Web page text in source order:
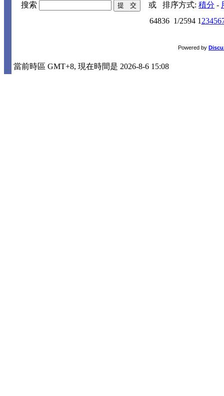
搜索
或 排序方式: 積分 -
64836 1/2594 1 23456
Powered by
當前時區 GMT+8, 現在時間是 2026-8-6 15:08